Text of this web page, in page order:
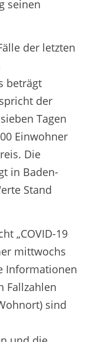
seinen
der letzten
beträgt
der
Tagen
Einwohner
Die
in Baden-
Stand
„COVID-19
mittwochs
Informationen
Fallzahlen
sind